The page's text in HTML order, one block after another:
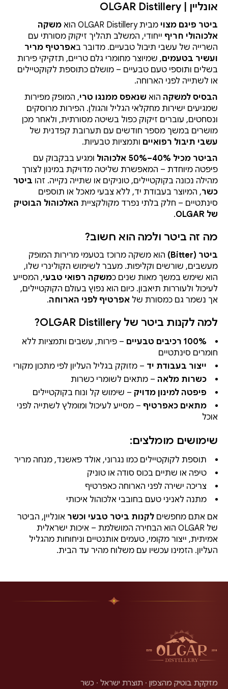
אונליין | OLGAR Distillery
ביטר פיגם מצוי מבית OLGAR Distillery הוא
משקה
אלכוהולי חריף ייחודי, המשלב תהליך זיקוק מסורתי עם
השרייה של עשבי תיבול טבעיים. מדובר באפרטיף מריר
ועשיר בטעמים, שמיוצר מחומרי גלם טריים, תזקיקי פירות
בשלים ותוספי טעם טבעיים – מושלם כתוספת לקוקטיילים
או לשתייה לפני הארוחה.
הבסיס למשקה הוא שנאפס ממנגו טרי, המופק מפירות
שמגיעים ישירות מחקלאי הגליל והגולן. הפירות מרוסקים
ונסחטים, עוברים זיקוק כפול בשיטה מסורתית, ולאחר מכן
מושרים במשך מספר חודשים עם תערובת קפדנית של
עשבי תיבול רפואיים ותמציות טבעיות.
הביטר מכיל 40%–50% אלכוהול
ומגיע בבקבוק עם
פיפטה מיוחדת – המאפשרת שליטה מדויקת במינון לצורך
מהילה נכונה בקוקטיילים, טוניקים או שתייה נקייה. זהו ביטר
כשר, המיוצר בעבודת יד, ללא צבעי מאכל או תוספים
סינתטיים – חלק בלתי נפרד מקולקציית האלכוהול הבוטיק
של OLGAR
.
מה זה ביטר ולמה הוא חשוב?
ביטר (Bitter)
הוא משקה מרוכז בטעמי מרירות המופק
מעשבים, שורשים וקליפות. מעבר לשימוש הקולינרי שלו,
הוא שימש במשך מאות שנים כמשקה רפואי טבעי, המסייע
לעיכול ולעוררות תיאבון. כיום הוא נפוץ בעולם הקוקטיילים,
אך נשמר גם כמסורת של אפרטיף לפני הארוחה.
למה לקנות ביטר של OLGAR Distillery?
100% רכיבים טבעיים
– פירות, עשבים ותמציות ללא
חומרים סינתטיים
ייצור בעבודת יד – מזוקק בגליל העליון לפי מתכון מקורי
כשרות מלאה – מתאים לשומרי כשרות
פיפטה למינון מדויק – שימוש קל ונוח בקוקטיילים
מתאים כאפרטיף – מסייע לעיכול ומומלץ לשתייה לפני
אוכל
שימושים מומלצים:
תוספת לקוקטיילים כמו נגרוני, אולד פאשנד, מנחה מריר
טיפה או שתיים בכוס סודה או טוניק
צריכה ישירה לפני הארוחה כאפרטיף
מתנה לאניני טעם בחובבי אלכוהול איכותי
אם אתם מחפשים לקנות ביטר טבעי וכשר אונליין, הביטר
של OLGAR הוא הבחירה המושלמת – איכות ישראלית
אמיתית, ייצור מקומי, טעמים אותנטיים וניחוחות מהגליל
העליון. הזמינו עכשיו עם משלוח מהיר עד הבית.
מזקקת בוטיק מהצפון · תוצרת ישראל · כשר